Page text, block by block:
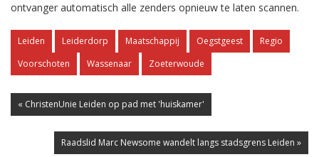
ontvanger automatisch alle zenders opnieuw te laten scannen.
Leiden Leiderdorp Maatschappij Oegstgeest
Regio
Voorschoten
Wassenaar Zoeterwoude
« ChristenUnie Leiden op pad met 'huiskamer'
Raadslid Marc Newsome wandelt langs stadsgrens Leiden »